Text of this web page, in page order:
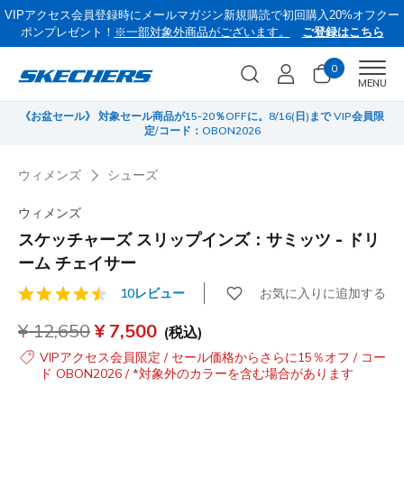
VIPアクセス会員登録時にメールマガジン新規購読で初回購入20%オフクー
ポンプレゼント！ ※一部対象外商品がございます。 ご登録はこちら
0
MENU
《お盆セール》 対象セール商品が15-20％OFFに。8/16(日)まで VIP会員限
定/コード：OBON2026
ウィメンズ シューズ
ウィメンズ
スケッチャーズ スリップインズ：サミッツ - ドリ
ーム チェイサー
顧客評価5/5件 10レビュー お気に入りに追加する
からの値引き
¥ 12,650から
¥ 7,500 (税込)
VIPアクセス会員限定 / セール価格からさらに15％オフ / コー
ド OBON2026 / *対象外のカラーを含む場合があります